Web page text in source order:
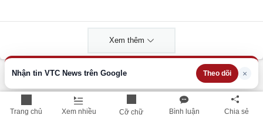
Trang chủ Xem nhiều Cỡ chữ Bình luận Chia sẻ
Nhận tin VTC News trên Google Theo dõi ×
Xem thêm
Cập nhật nhanh các thông tin được quan tâm mỗi ngày